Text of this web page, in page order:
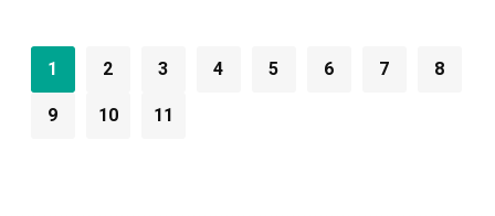
1 2 3 4 5 6 7 8
9 10 11